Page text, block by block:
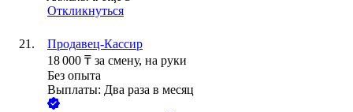
Откликнуться
Продавец-Кассир
18 000 ₸ за смену, на руки
Без опыта
Выплаты: Два раза в месяц